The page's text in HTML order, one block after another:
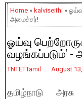
Home » kalviseithi »
அமைச்சர்!
ஓய்வு
வழங்கப்படும்' -
TNTETTamil August
தமிழ்நாடு